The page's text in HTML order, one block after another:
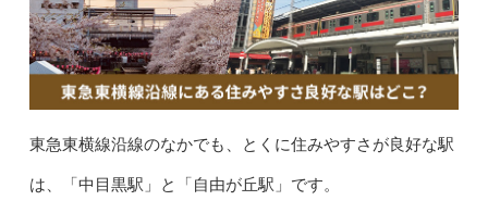
東急東横線沿線のなかでも、とくに住みやすさが良好な駅
は、「中目黒駅」と「自由が丘駅」です。